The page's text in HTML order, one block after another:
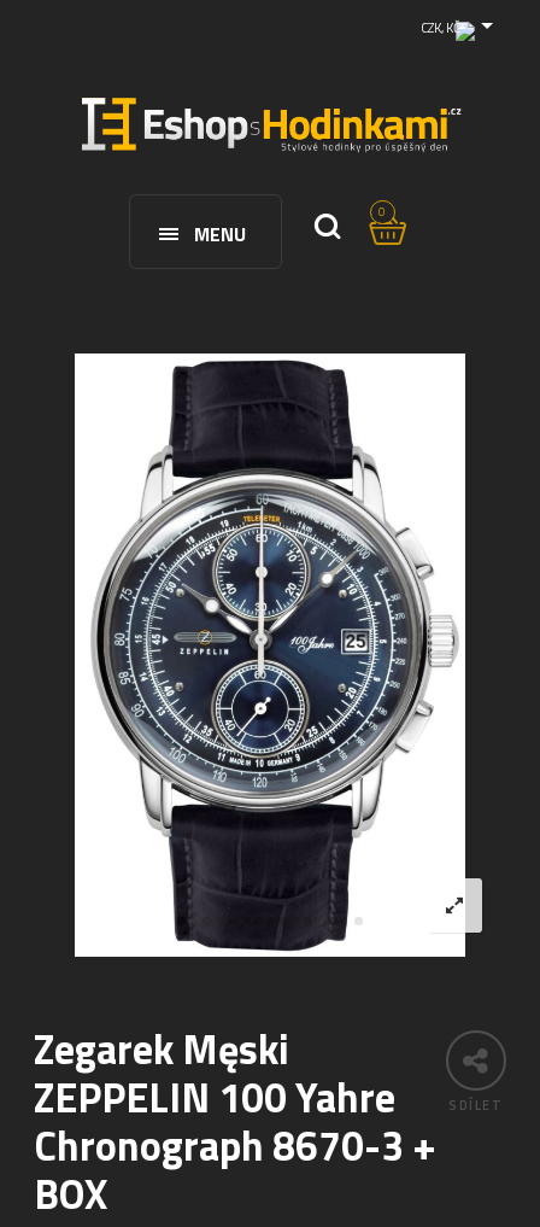
CZK, KČ
MENU
0
SDÍLET
Zegarek Męski
ZEPPELIN 100 Yahre
Chronograph 8670-3 +
BOX